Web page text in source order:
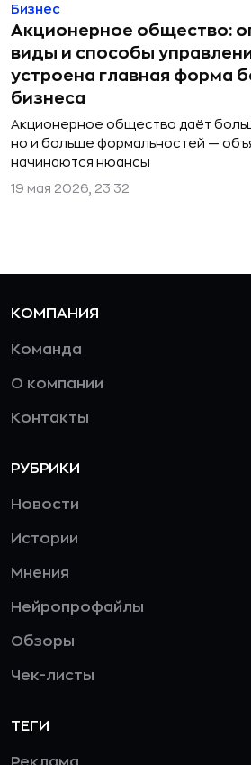
Акционерное общество:
виды и способы
устроена главная форма
бизнеса
Акционерное общество даёт
но и больше формальностей —
начинаются нюансы
Бизнес
19 мая 2026, 23:32
КОМПАНИЯ
Команда
О компании
Контакты
РУБРИКИ
Новости
Истории
Мнения
Нейропрофайлы
Обзоры
Чек-листы
ТЕГИ